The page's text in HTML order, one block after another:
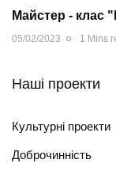
Майстер - клас
05/02/2023 1 Mins
Наші проекти
Культурні проекти
Доброчинність